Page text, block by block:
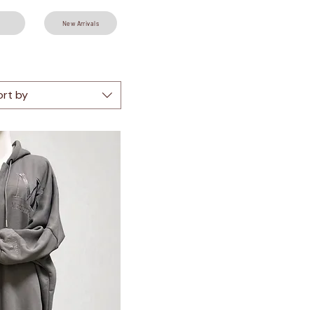
New Arrivals
by